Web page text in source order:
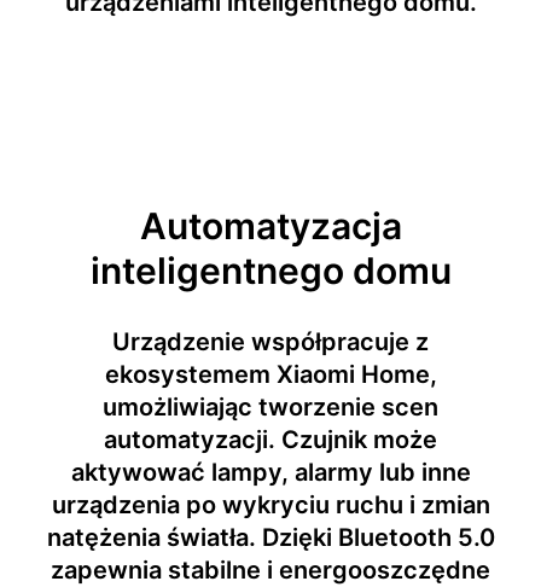
Automatyzacja
inteligentnego domu
Urządzenie współpracuje z
ekosystemem Xiaomi Home,
umożliwiając tworzenie scen
automatyzacji. Czujnik może
aktywować lampy, alarmy lub inne
urządzenia po wykryciu ruchu i zmian
natężenia światła. Dzięki Bluetooth 5.0
zapewnia stabilne i energooszczędne